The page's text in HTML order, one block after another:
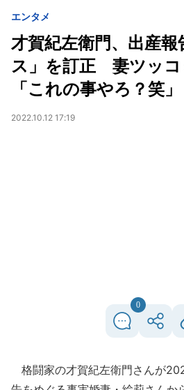
エンタメ
才賀紀左衛門、出産報
ス」を訂正 妻ツッコ
「これの事やろ？笑」
2022.10.12 17:19
0
格闘家の才賀紀左衛門さんが